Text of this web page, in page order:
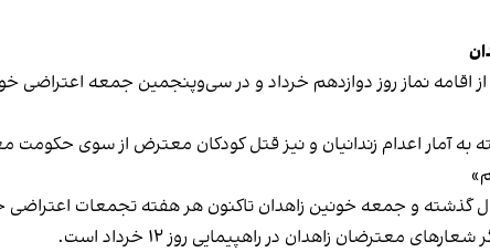
اقامه نماز روز دوازدهم خرداد و در سی‌وپنجمین جمعه
آمار اعدام زندانیان و نیز قتل کودکان معترض از سوی
و جمعه خونین زاهدان تاکنون هر هفته تجمعات اعتراضی خود
معترضان زاهدان در راهپیمایی روز ۱۲ خرداد است.